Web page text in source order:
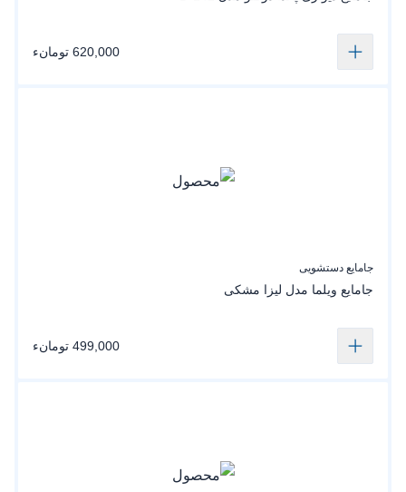
620,000 تومانء
جامایع دستشویی
جامایع ویلما مدل لیزا مشکی
499,000 تومانء